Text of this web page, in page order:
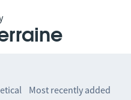
Most recently added